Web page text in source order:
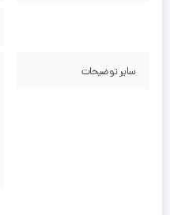
سایر توضیحات